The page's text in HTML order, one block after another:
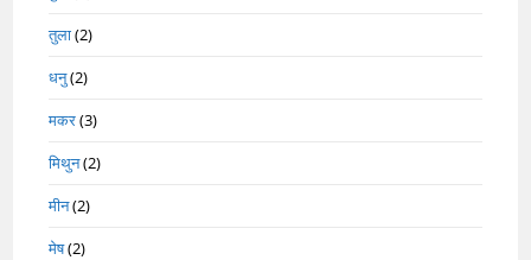
तुला(2)
धनु(2)
मकर(3)
मिथुन(2)
मीन(2)
मेष(2)